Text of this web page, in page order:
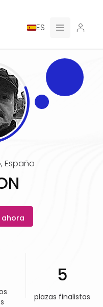
ES
, España
5
plazas finalistas